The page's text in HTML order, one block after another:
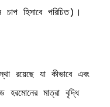
হিসাবে পরিচিত)।
রয়েছে যা কীভাবে এবং
মাত্রা বৃদ্ধি